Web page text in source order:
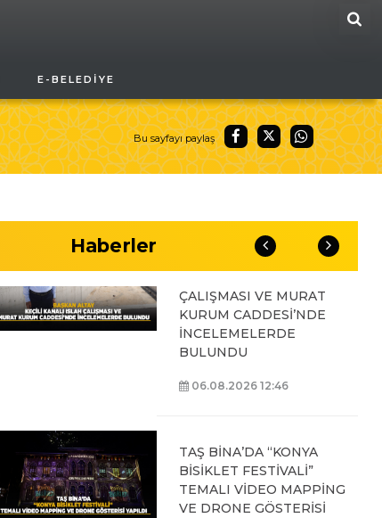
E-BELEDIYE
Bu sayfayı paylaş
Haberler
OYUNLARI’NIN FİNAL
TURUNDA
ÖĞRENCİLERİN
HEYECANINI PAYLAŞTI
BAŞKAN ALTAY, KEÇİLİ
ÇALIŞMASI VE MURAT
KURUM CADDESİ’NDE
İNCELEMELERDE
BULUNDU
06.08.2026 12:46
TAŞ BİNA’DA “KONYA
BİSİKLET FESTİVALİ”
TEMALI VİDEO MAPPİNG
VE DRONE GÖSTERİSİ